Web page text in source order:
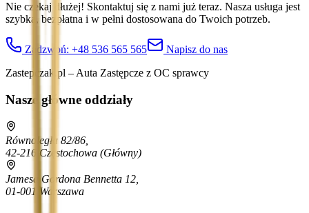
Nie czekaj dłużej! Skontaktuj się z nami już teraz. Nasza usługa jest
szybka, bezpłatna i w pełni dostosowana do Twoich potrzeb.
Zadzwoń: +48 536 565 565
Napisz do nas
Zastepczak.pl – Auta Zastępcze z OC sprawcy
Nasze główne oddziały
Równoległa 82/86,
42-216 Częstochowa (Główny)
Jamesa Gordona Bennetta 12,
01-001 Warszawa